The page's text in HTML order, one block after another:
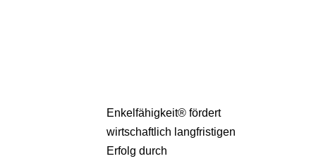
Enkelfähigkeit® fördert
wirtschaftlich langfristigen
Erfolg durch